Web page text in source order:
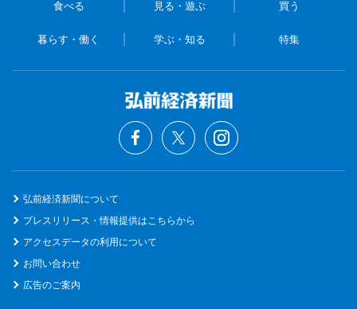
食べる 見る・遊ぶ 買う
暮らす・働く 学ぶ・知る 特集
弘前経済新聞について
プレスリリース・情報提供はこちらから
アクセスデータの利用について
お問い合わせ
広告のご案内